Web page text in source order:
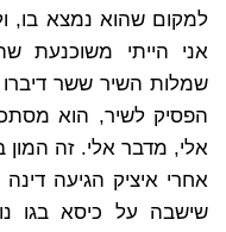
למקום שהוא נמצא בו,
אני הייתי משוכנעת
שמלות השיר ששר דיברו
הפסיק לשיר, הוא
אלי, מדבר אלי. זה המון
אחרי איציק הגיעה
שישבה על כיסא בגו